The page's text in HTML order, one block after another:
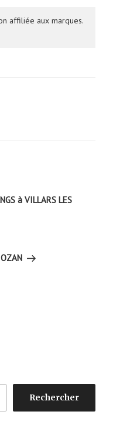
affiliée aux marques.
à VILLARS LES
Rechercher